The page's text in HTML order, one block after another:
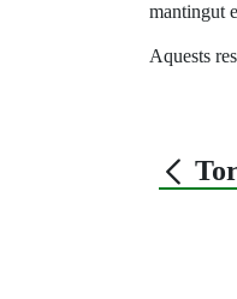
mantingut
Aquests